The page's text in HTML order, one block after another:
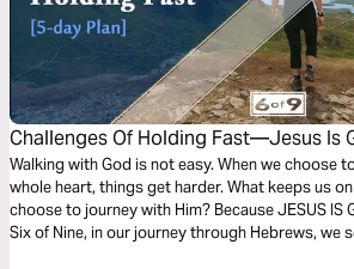
Challenges Of Holding Fast—Jesus Is
#6
Walking with God is not easy. When we choose
whole heart, things get harder. What keeps us
choose to journey with Him? Because JESUS IS
Six of Nine, in our journey through Hebrews, we